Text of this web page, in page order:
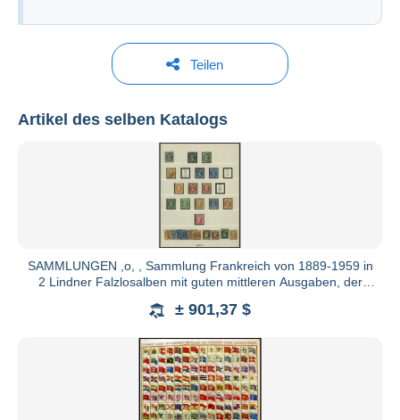
Alle Kataloge anzeigen
Telefon: +49 (0)4346 366 900
Fax: +49 (0)4346 366 9011
Teilen
Artikel des selben Katalogs
SAMMLUNGEN ,o, , Sammlung Frankreich von 1889-1959 in
2 Lindner Falzlosalben mit guten mittleren Ausgaben, der
± 901,37 $